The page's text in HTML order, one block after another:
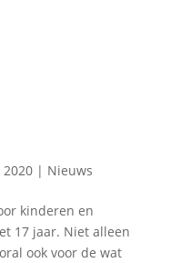
| Nieuws
kinderen en
17 jaar. Niet alleen
ook voor de wat